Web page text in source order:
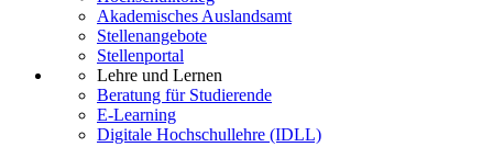
Akademisches Auslandsamt
Stellenangebote
Stellenportal
Lehre und Lernen
Beratung für Studierende
E-Learning
Digitale Hochschullehre (IDLL)